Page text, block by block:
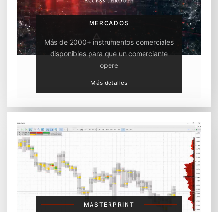
MERCADOS
Más de 2000+ instrumentos comerciales
disponibles para que un comerciante
opere
Más detalles
MASTERPRINT